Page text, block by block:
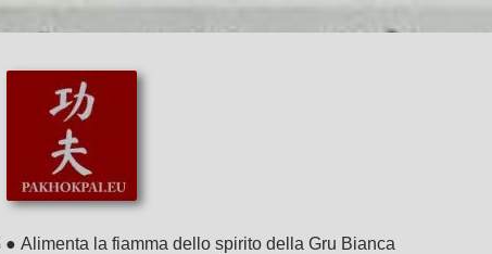
Alimenta la fiamma dello spirito della Gru Bianca